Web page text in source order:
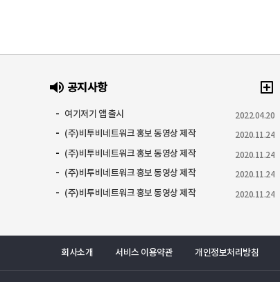
공지사항
여기저기 앱 출시 2022.04.20
(주)비투비네트워크 홍보 동영상 제작 2020.11.24
(주)비투비네트워크 홍보 동영상 제작 2020.11.24
(주)비투비네트워크 홍보 동영상 제작 2020.11.24
(주)비투비네트워크 홍보 동영상 제작 2020.11.24
회사소개 서비스 이용약관 개인정보처리방침